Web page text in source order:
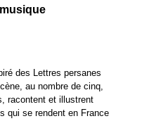
des Lettres persanes
au nombre de cinq,
racontent et illustrent
qui se rendent en France